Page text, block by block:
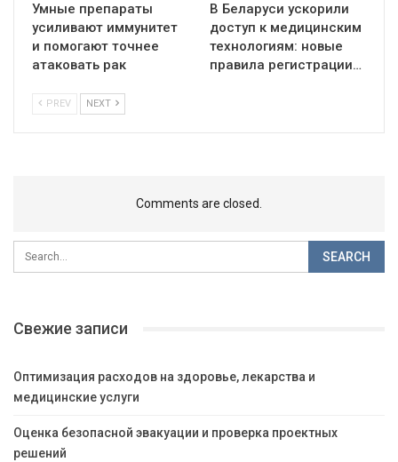
Умные препараты
усиливают иммунитет
и помогают точнее
атаковать рак
В Беларуси ускорили
доступ к медицинским
технологиям: новые
правила регистрации…
PREV NEXT
Comments are closed.
Свежие записи
Оптимизация расходов на здоровье, лекарства и
медицинские услуги
Оценка безопасной эвакуации и проверка проектных
решений